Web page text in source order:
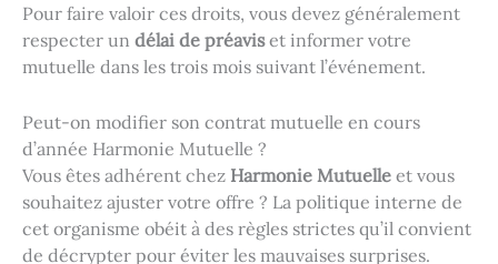
Pour faire valoir ces droits, vous devez généralement
respecter un délai de préaviset informer votre
mutuelle dans les trois mois suivant l’événement.
Peut-on modifier son contrat mutuelle en cours
d’année Harmonie Mutuelle ?
Vous êtes adhérent chez Harmonie Mutuelle et vous
souhaitez ajuster votre offre ? La politique interne de
cet organisme obéit à des règles strictes qu’il convient
de décrypter pour éviter les mauvaises surprises.